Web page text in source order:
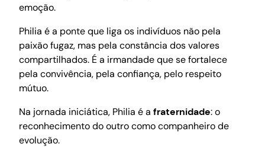
emoção.
Philia é a ponte que liga os indivíduos não pela
paixão fugaz, mas pela constância dos valores
compartilhados. É a irmandade que se fortalece
pela convivência, pela confiança, pelo respeito
mútuo.
Na jornada iniciática, Philia é a fraternidade: o
reconhecimento do outro como companheiro de
evolução.